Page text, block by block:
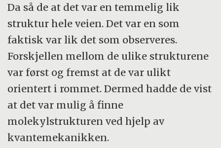
Da så de at det var en temmelig lik
struktur hele veien. Det var en som
faktisk var lik det som observeres.
Forskjellen mellom de ulike strukturene
var først og fremst at de var ulikt
orientert i rommet. Dermed hadde de vist
at det var mulig å finne
molekylstrukturen ved hjelp av
kvantemekanikken.